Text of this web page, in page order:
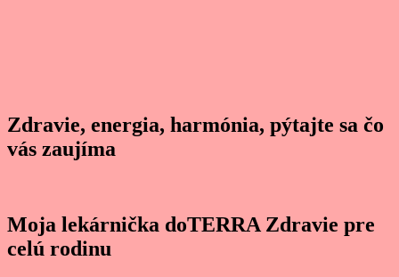
Zdravie, energia, harmónia, pýtajte sa čo
vás zaujíma
Moja lekárnička doTERRA Zdravie pre
celú rodinu